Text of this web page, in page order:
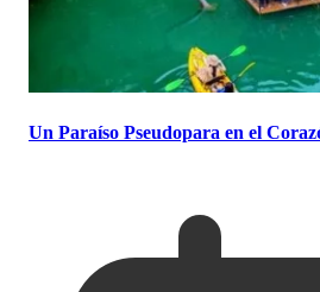
Un Paraíso Pseudopara en el